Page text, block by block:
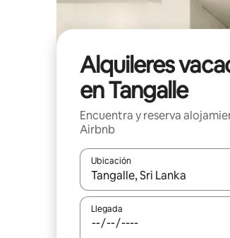
Alquileres
en Tangalle
Encuentra y reserva
Airbnb
Ubicación
Cuando los resultados estén
Llegada